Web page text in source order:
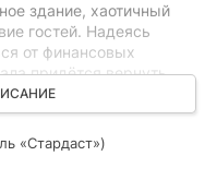
здание, хаотичный
гостей. Надеясь
от финансовых
придётся вернуть
харизматичным
восстанавливать
ситуациями,
чувствами,
первоначальные
«Стардаст»)